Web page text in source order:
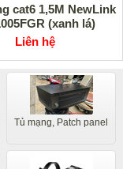
cat6 1,5M NewLink
(xanh lá)
Liên hệ
Tủ mạng, Patch panel